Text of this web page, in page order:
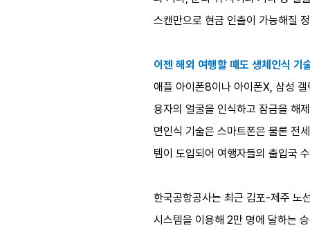
스캔만으로 현금 인출이 가능해질
이젠 해외 여행할 때도 생체인식 기
애플 아이폰8이나 아이폰X, 삼성
용자의 얼굴을 인식하고 잠금을 해
면인식 기술은 스마트폰은 물론 전
템이 도입되어 여행자들의 출입국
한국공항공사는 최근 김포-제주 노
시스템을 이용해 2만 명에 달하는